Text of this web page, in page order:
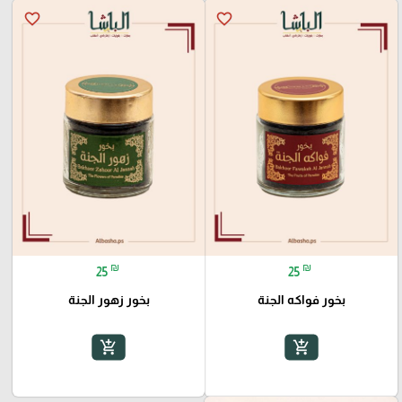
favorite_border
25 ₪
بخور فواكه الجنة
add_shopping_cart
favorite_border
25 ₪
بخور زهور الجنة
add_shopping_cart